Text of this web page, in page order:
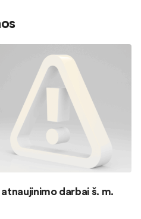
darbai š. m.